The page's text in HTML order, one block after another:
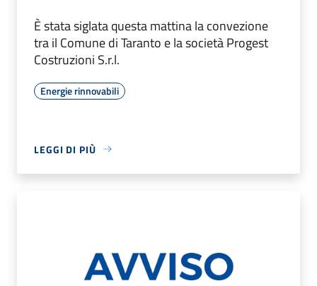
È stata siglata questa mattina la convezione
tra il Comune di Taranto e la società Progest
Costruzioni S.r.l.
Energie rinnovabili
LEGGI DI PIÙ